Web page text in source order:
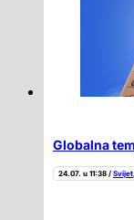
Globalna
24.07. u 11:38 / Svijet,